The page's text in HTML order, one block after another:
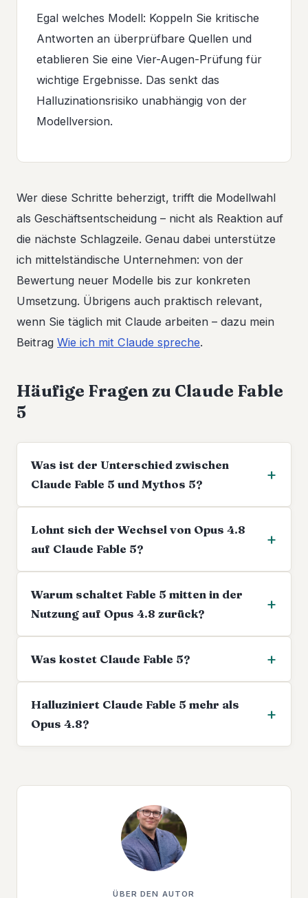
Egal welches Modell: Koppeln Sie kritische
Antworten an überprüfbare Quellen und
etablieren Sie eine Vier-Augen-Prüfung für
wichtige Ergebnisse. Das senkt das
Halluzinationsrisiko unabhängig von der
Modellversion.
Wer diese Schritte beherzigt, trifft die Modellwahl
als Geschäftsentscheidung – nicht als Reaktion auf
die nächste Schlagzeile. Genau dabei unterstütze
ich mittelständische Unternehmen: von der
Bewertung neuer Modelle bis zur konkreten
Umsetzung. Übrigens auch praktisch relevant,
wenn Sie täglich mit Claude arbeiten – dazu mein
Beitrag Wie ich mit Claude spreche.
Häufige Fragen zu Claude Fable
5
Was ist der Unterschied zwischen
Claude Fable 5 und Mythos 5?
Lohnt sich der Wechsel von Opus 4.8
auf Claude Fable 5?
Warum schaltet Fable 5 mitten in der
Nutzung auf Opus 4.8 zurück?
Was kostet Claude Fable 5?
Halluziniert Claude Fable 5 mehr als
Opus 4.8?
ÜBER DEN AUTOR